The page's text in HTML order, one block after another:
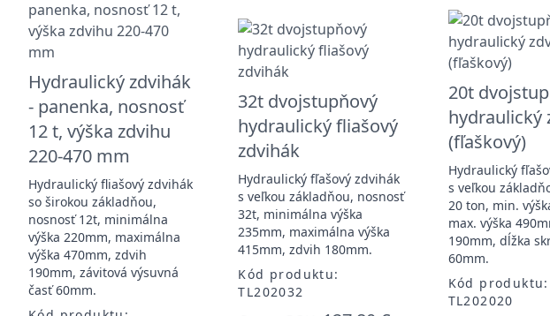
Hydraulický zdvihák
- panenka, nosnosť
12 t, výška zdvihu
220-470 mm
Hydraulický fliašový zdvihák
so širokou základňou,
nosnosť 12t, minimálna
výška 220mm, maximálna
výška 470mm, zdvih
190mm, závitová výsuvná
časť 60mm.
32t dvojstupňový
hydraulický fliašový
zdvihák
Hydraulický fľašový zdvihák
s veľkou základňou, nosnosť
32t, minimálna výška
235mm, maximálna výška
415mm, zdvih 180mm.
Kód produktu:
TL202032
20t
hydraulický
(fľaškový)
Hydraulický
s veľkou
20 ton, min.
max. výška
190mm, dĺžka
60mm.
Kód produktu:
TL202020